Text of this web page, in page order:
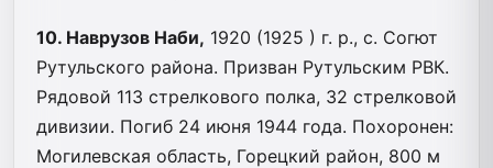
10. Наврузов Наби, 1920 (1925 ) г. р., с. Согют
Рутульского района. Призван Рутульским РВК.
Рядовой 113 стрелкового полка, 32 стрелковой
дивизии. Погиб 24 июня 1944 года. Похоронен:
Могилевская область, Горецкий район, 800 м